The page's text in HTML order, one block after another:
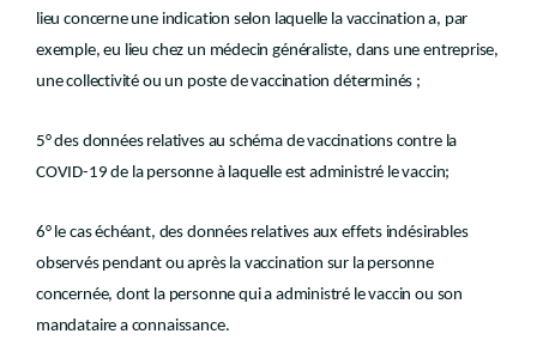
lieu concerne une indication selon laquelle la vaccination a, par
exemple, eu lieu chez un médecin généraliste, dans une entreprise,
une collectivité ou un poste de vaccination déterminés ;
5° des données relatives au schéma de vaccinations contre la
COVID-19 de la personne à laquelle est administré le vaccin;
6° le cas échéant, des données relatives aux effets indésirables
observés pendant ou après la vaccination sur la personne
concernée, dont la personne qui a administré le vaccin ou son
mandataire a connaissance.